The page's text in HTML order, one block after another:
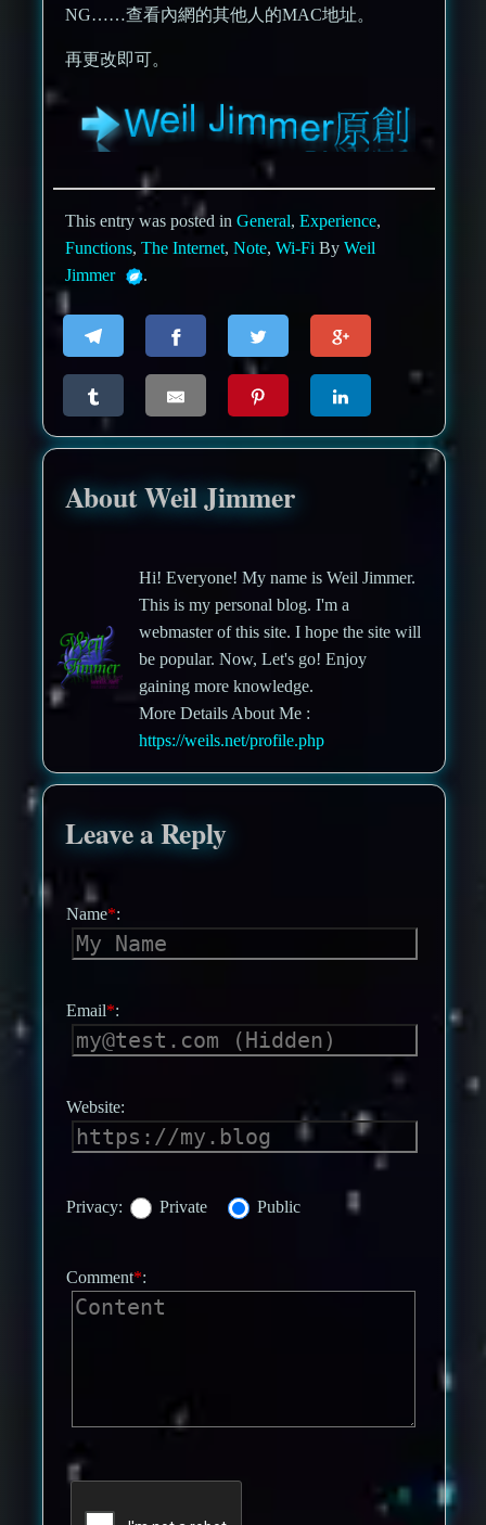
NG……查看內網的其他人的MAC地址。
再更改即可。
This entry was posted inGeneral,Experience,
Functions,The Internet,Note,Wi-Fi ByWeil
Jimmer
.
About Weil Jimmer
Hi! Everyone! My name is Weil Jimmer.
This is my personal blog. I'm a
webmaster of this site. I hope the site will
be popular. Now, Let's go! Enjoy
gaining more knowledge.
More Details About Me :
https://weils.net/profile.php
Leave a Reply
Name*:
Email*:
Website:
Privacy: Private Public
Comment*: